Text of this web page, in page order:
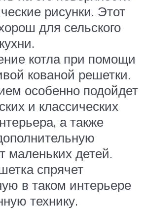
рисунки. Этот
для сельского
котла при помощи
кованой решетки.
особенно подойдет
и классических
а также
маленьких детей.
спрячет
в таком интерьере
технику.